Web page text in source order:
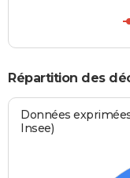
Répartition des
Données
Insee)